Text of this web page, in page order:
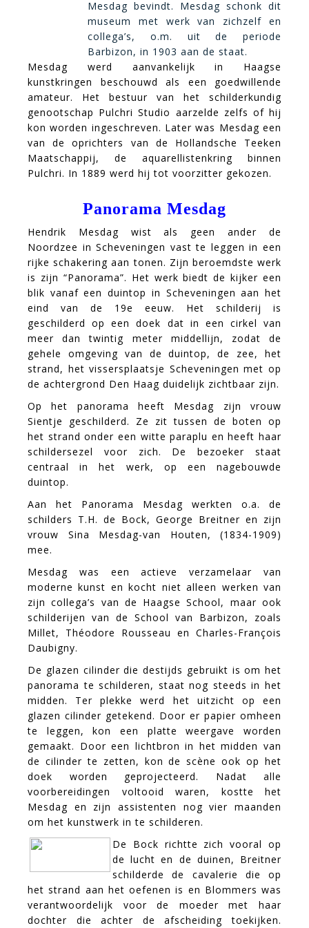
Mesdag bevindt. Mesdag schonk dit
museum met werk van zichzelf en
collega’s, o.m. uit de periode
Barbizon, in 1903 aan de staat.
Mesdag werd aanvankelijk in Haagse
kunstkringen beschouwd als een goedwillende
amateur. Het bestuur van het schilderkundig
genootschap Pulchri Studio aarzelde zelfs of hij
kon worden ingeschreven. Later was Mesdag een
van de oprichters van de Hollandsche Teeken
Maatschappij, de aquarellistenkring binnen
Pulchri. In 1889 werd hij tot voorzitter gekozen.
Panorama Mesdag
Hendrik Mesdag wist als geen ander de
Noordzee in Scheveningen vast te leggen in een
rijke schakering aan tonen. Zijn beroemdste werk
is zijn “Panorama”. Het werk biedt de kijker een
blik vanaf een duintop in Scheveningen aan het
eind van de 19e eeuw. Het schilderij is
geschilderd op een doek dat in een cirkel van
meer dan twintig meter middellijn, zodat de
gehele omgeving van de duintop, de zee, het
strand, het vissersplaatsje Scheveningen met op
de achtergrond Den Haag duidelijk zichtbaar zijn.
Op het panorama heeft Mesdag zijn vrouw
Sientje geschilderd. Ze zit tussen de boten op
het strand onder een witte paraplu en heeft haar
schildersezel voor zich. De bezoeker staat
centraal in het werk, op een nagebouwde
duintop.
Aan het Panorama Mesdag werkten o.a. de
schilders T.H. de Bock, George Breitner en zijn
vrouw Sina Mesdag-van Houten, (1834-1909)
mee.
Mesdag was een actieve verzamelaar van
moderne kunst en kocht niet alleen werken van
zijn collega’s van de Haagse School, maar ook
schilderijen van de School van Barbizon, zoals
Millet, Théodore Rousseau en Charles-François
Daubigny.
De glazen cilinder die destijds gebruikt is om het
panorama te schilderen, staat nog steeds in het
midden. Ter plekke werd het uitzicht op een
glazen cilinder getekend. Door er papier omheen
te leggen, kon een platte weergave worden
gemaakt. Door een lichtbron in het midden van
de cilinder te zetten, kon de scène ook op het
doek worden geprojecteerd. Nadat alle
voorbereidingen voltooid waren, kostte het
Mesdag en zijn assistenten nog vier maanden
om het kunstwerk in te schilderen.
De Bock richtte zich vooral op
de lucht en de duinen, Breitner
schilderde de cavalerie die op
het strand aan het oefenen is en Blommers was
verantwoordelijk voor de moeder met haar
dochter die achter de afscheiding toekijken.